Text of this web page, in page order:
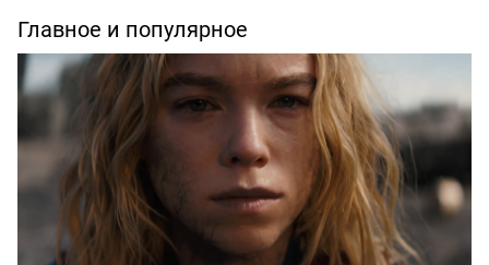
Главное и популярное